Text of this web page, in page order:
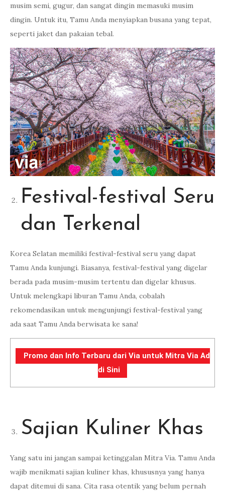
musim semi, gugur, dan sangat dingin memasuki musim
dingin. Untuk itu, Tamu Anda menyiapkan busana yang tepat,
seperti jaket dan pakaian tebal.
Festival-festival Seru
dan Terkenal
Korea Selatan memiliki festival-festival seru yang dapat
Tamu Anda kunjungi. Biasanya, festival-festival yang digelar
berada pada musim-musim tertentu dan digelar khusus.
Untuk melengkapi liburan Tamu Anda, cobalah
rekomendasikan untuk mengunjungi festival-festival yang
ada saat Tamu Anda berwisata ke sana!
Promo dan Info Terbaru dari Via untuk Mitra Via Ad
di Sini
Sajian Kuliner Khas
Yang satu ini jangan sampai ketinggalan Mitra Via. Tamu Anda
wajib menikmati sajian kuliner khas, khususnya yang hanya
dapat ditemui di sana. Cita rasa otentik yang belum pernah